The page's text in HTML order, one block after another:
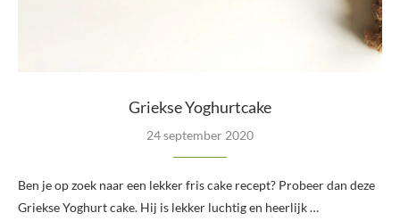
Griekse Yoghurtcake
24 september 2020
Ben je op zoek naar een lekker fris cake recept? Probeer dan deze
Griekse Yoghurt cake. Hij is lekker luchtig en heerlijk …